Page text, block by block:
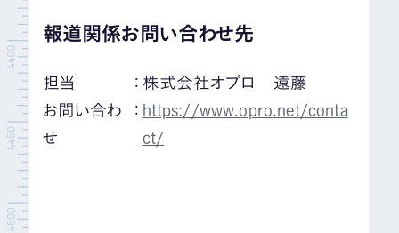
報道関係お問い合わせ先
担当 ： 株式会社オプロ 遠藤
お問い合わ
せ
： https://www.opro.net/conta
ct/